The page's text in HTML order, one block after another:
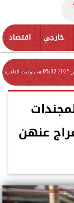
خارجي اقتصاد
05:12 مـ بتوقيت القاهرة
عنهن